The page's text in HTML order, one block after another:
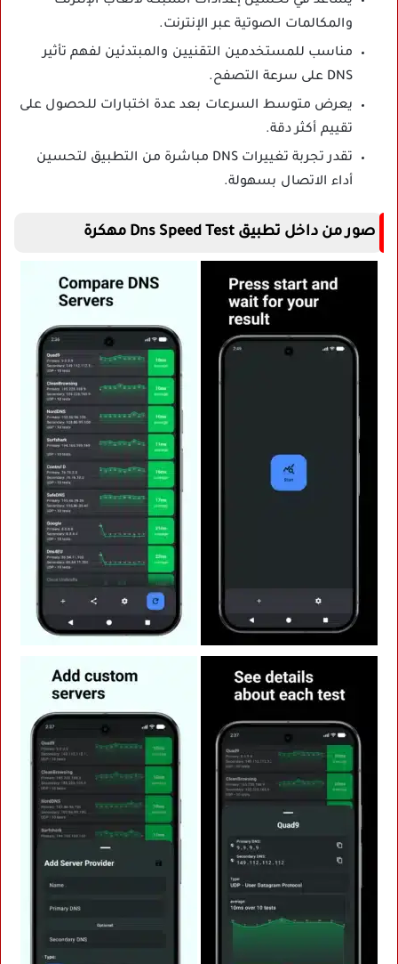
والمكالمات الصوتية عبر الإنترنت.
مناسب للمستخدمين التقنيين والمبتدئين لفهم تأثير
DNS على سرعة التصفح.
يعرض متوسط السرعات بعد عدة اختبارات للحصول على
تقييم أكثر دقة.
تقدر تجربة تغييرات DNS مباشرة من التطبيق لتحسين
أداء الاتصال بسهولة.
صور من داخل تطبيق Dns Speed Test مهكرة